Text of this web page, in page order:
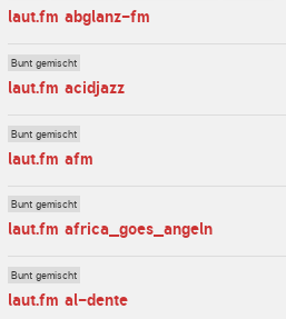
laut.fm abglanz-fm
Bunt gemischt
laut.fm acidjazz
Bunt gemischt
laut.fm afm
Bunt gemischt
laut.fm africa_goes_angeln
Bunt gemischt
laut.fm al-dente